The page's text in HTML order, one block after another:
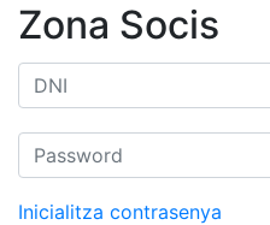
Zona Socis
Inicialitza contrasenya